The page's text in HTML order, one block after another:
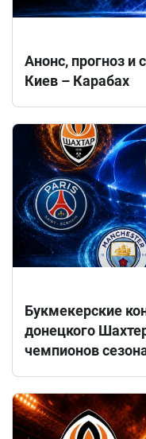
Анонс, прогноз и
Киев – Карабах
Букмекерские
донецкого
чемпионов